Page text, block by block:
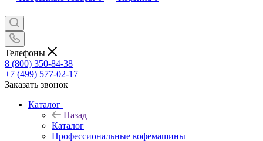
Телефоны
8 (800) 350-84-38
+7 (499) 577-02-17
Заказать звонок
Каталог
Назад
Каталог
Профессиональные кофемашины